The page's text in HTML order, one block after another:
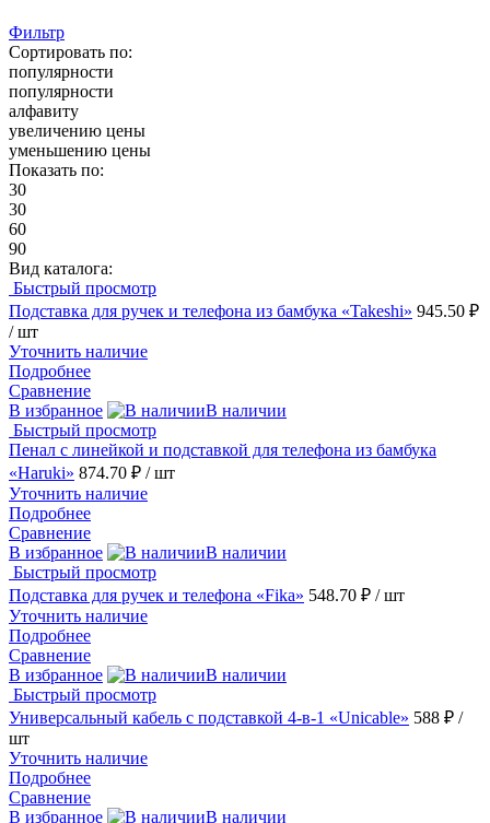
Фильтр
Сортировать по:
популярности
популярности
алфавиту
увеличению цены
уменьшению цены
Показать по:
30
30
60
90
Вид каталога:
Быстрый просмотр
Подставка для ручек и телефона из бамбука «Takeshi» 945.50 ₽
/ шт
Уточнить наличие
Подробнее
Сравнение
В избранное
В наличии
Быстрый просмотр
Пенал с линейкой и подставкой для телефона из бамбука
«Haruki» 874.70 ₽ / шт
Уточнить наличие
Подробнее
Сравнение
В избранное
В наличии
Быстрый просмотр
Подставка для ручек и телефона «Fika» 548.70 ₽ / шт
Уточнить наличие
Подробнее
Сравнение
В избранное
В наличии
Быстрый просмотр
Универсальный кабель с подставкой 4-в-1 «Unicable» 588 ₽ /
шт
Уточнить наличие
Подробнее
Сравнение
В избранное
В наличии